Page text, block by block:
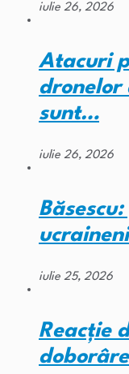
iulie 26, 2026
Atacuri
dronelor
sunt…
iulie 26, 2026
iulie 25, 2026
Reacție